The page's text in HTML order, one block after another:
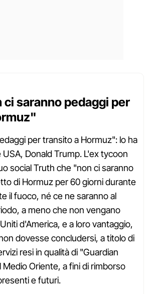
saranno pedaggi per
per transito a Hormuz": lo ha
Donald Trump. L'ex tycoon
social Truth che "non ci saranno
di Hormuz per 60 giorni durante
il fuoco, né ce ne saranno al
a meno che non vengano
d'America, e a loro vantaggio,
dovesse concludersi, a titolo di
resi in qualità di "Guardian
Medio Oriente, a fini di rimborso
e futuri.